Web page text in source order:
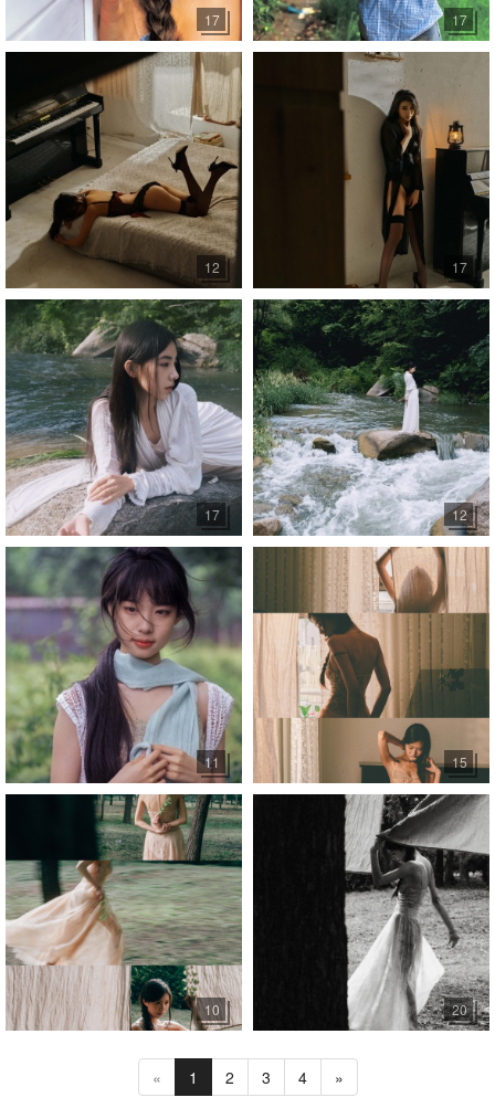
17 17
12 17
17 12
11 15
10 20
« 1 2 3 4 »